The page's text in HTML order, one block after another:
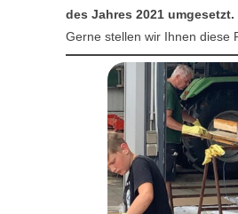
des Jahres 2021 umgesetzt.
Gerne stellen wir Ihnen diese